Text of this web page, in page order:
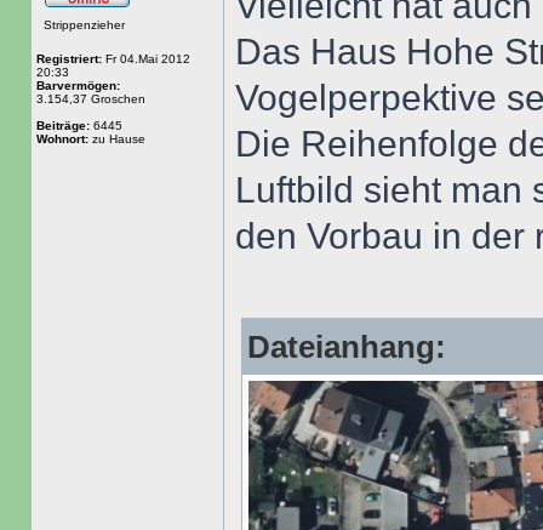
Strippenzieher
Registriert: Fr 04.Mai 2012
20:33
Barvermögen:
3.154,37 Groschen
Beiträge: 6445
Wohnort: zu Hause
Das Haus Hohe
Vogelperpektive
Die Reihenfolge
Luftbild sieht man
den Vorbau in der
Dateianhang: